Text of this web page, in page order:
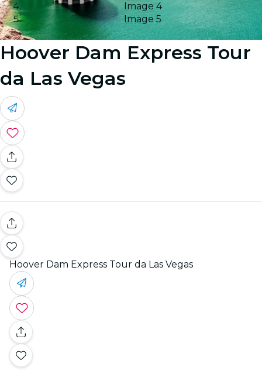
Image 4
Image 5
Hoover Dam Express Tour
da Las Vegas
Hoover Dam Express Tour da Las Vegas